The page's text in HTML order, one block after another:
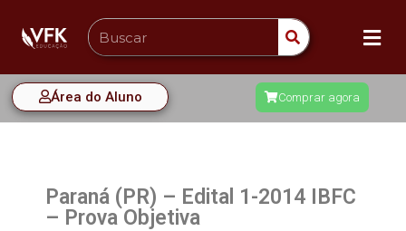
Área do Aluno Comprar agora
Paraná (PR) – Edital 1-2014 IBFC
– Prova Objetiva